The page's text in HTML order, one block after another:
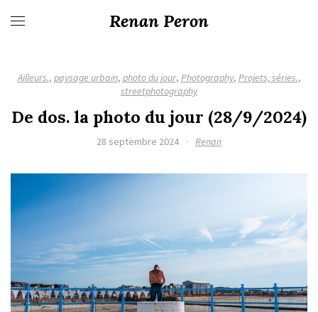
Renan Peron
Ailleurs., paysage urbain, photo du jour, Photography, Projets, séries.,
streetphotography
De dos. la photo du jour (28/9/2024)
28 septembre 2024 · Renan